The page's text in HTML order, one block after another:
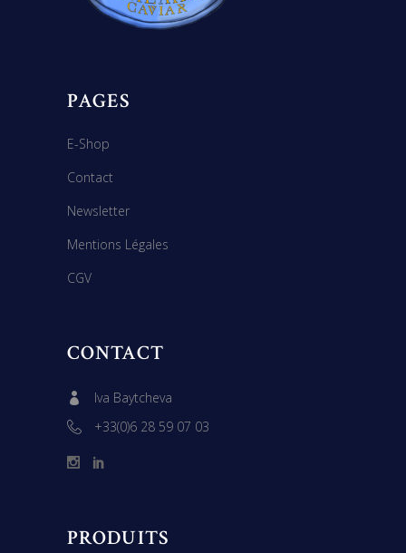
PAGES
E-Shop
Contact
Newsletter
Mentions Légales
CGV
CONTACT
Iva Baytcheva
+33(0)6 28 59 07 03
PRODUITS